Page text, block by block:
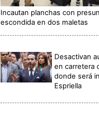
Incautan planchas con
escondida en dos maletas
Desactivan
en carretera
donde será
Espriella